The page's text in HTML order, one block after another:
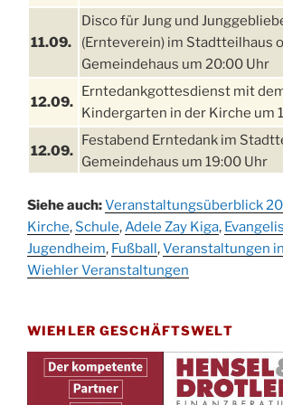
11.09.
Disco für Jung und
(Ernteverein) im Stadtteilhaus
Gemeindehaus um 20:00 Uhr
12.09.
Erntedankgottesdienst mit
Kindergarten in der Kirche um
12.09.
Festabend Erntedank im
Gemeindehaus um 19:00 Uhr
13.09.
Stadtteilhaus um 14:00 Uhr
19.09.
Schlagerabend im
Drabenderhöhe
Kinderbibeltag im Ev.
12 Uhr
09.10.
Afterwork-Andacht um 18:00
Siehe auch:Veranstaltungsüberblick
Kirche, Schule,Adele Zay Kiga,
Jugendheim, Fußball,Veranstaltungen
Wiehler Veranstaltungen
WIEHLER GESCHÄFTSWELT